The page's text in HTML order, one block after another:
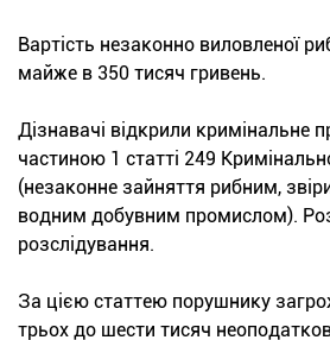
Вартість незаконно виловленої
майже в 350 тисяч гривень.
Дізнавачі відкрили кримінальне
частиною 1 статті 249
(незаконне зайняття рибним,
водним добувним промислом).
розслідування.
За цією статтею порушнику
трьох до шести тисяч